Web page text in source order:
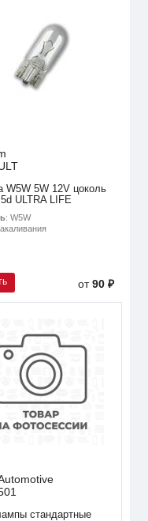
W5W 5W 12V цоколь
ULTRA LIFE
: W5W
от90 ₽
стандартные